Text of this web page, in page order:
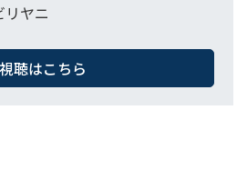
ヤニ
視聴はこちら